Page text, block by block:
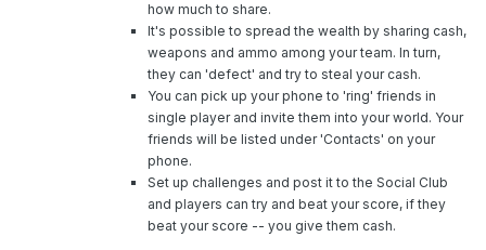
how much to share.
It's possible to spread the wealth by sharing cash,
weapons and ammo among your team. In turn,
they can 'defect' and try to steal your cash.
You can pick up your phone to 'ring' friends in
single player and invite them into your world. Your
friends will be listed under 'Contacts' on your
phone.
Set up challenges and post it to the Social Club
and players can try and beat your score, if they
beat your score -- you give them cash.